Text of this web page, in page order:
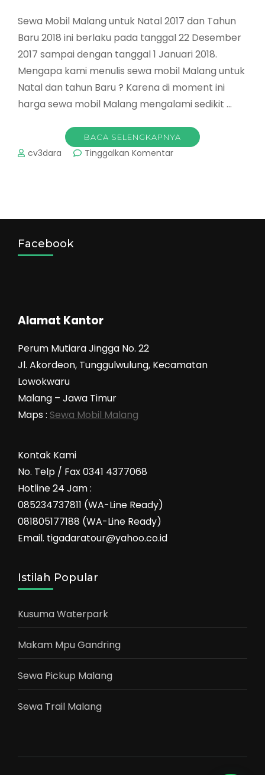
Sewa Mobil Malang untuk Natal 2017 dan Tahun
Baru 2018 ini berlaku pada tanggal 22 Desember
2017 sampai dengan tanggal 1 Januari 2018.
Mengapa kami menulis sewa mobil Malang untuk
Natal dan tahun Baru ? Karena di moment ini
harga sewa mobil Malang mengalami sedikit …
BACA SELENGKAPNYA
cv3dara Tinggalkan Komentarpada
Facebook
Alamat Kantor
Perum Mutiara Jingga No. 22
Jl. Akordeon, Tunggulwulung, Kecamatan
Lowokwaru
Malang – Jawa Timur
Maps : Sewa Mobil Malang
Kontak Kami
No. Telp / Fax 0341 4377068
Hotline 24 Jam :
085234737811 (WA-Line Ready)
081805177188 (WA-Line Ready)
Email. tigadaratour@yahoo.co.id
Istilah Popular
Kusuma Waterpark
Makam Mpu Gandring
Sewa Pickup Malang
Sewa Trail Malang